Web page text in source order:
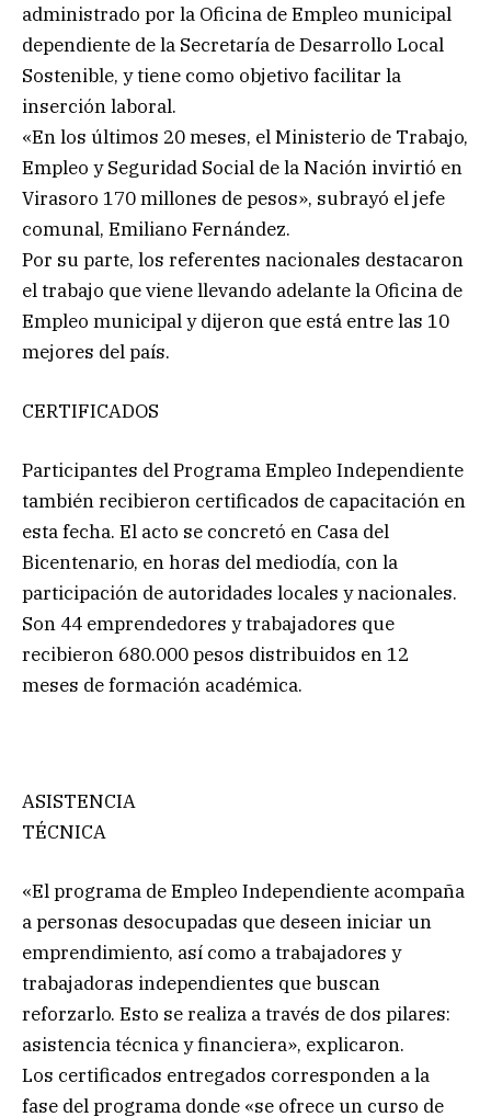
administrado por la Oficina de Empleo municipal
dependiente de la Secretaría de Desarrollo Local
Sostenible, y tiene como objetivo facilitar la
inserción laboral.
«En los últimos 20 meses, el Ministerio de Trabajo,
Empleo y Seguridad Social de la Nación invirtió en
Virasoro 170 millones de pesos», subrayó el jefe
comunal, Emiliano Fernández.
Por su parte, los referentes nacionales destacaron
el trabajo que viene llevando adelante la Oficina de
Empleo municipal y dijeron que está entre las 10
mejores del país.
CERTIFICADOS
Participantes del Programa Empleo Independiente
también recibieron certificados de capacitación en
esta fecha. El acto se concretó en Casa del
Bicentenario, en horas del mediodía, con la
participación de autoridades locales y nacionales.
Son 44 emprendedores y trabajadores que
recibieron 680.000 pesos distribuidos en 12
meses de formación académica.
ASISTENCIA
TÉCNICA
«El programa de Empleo Independiente acompaña
a personas desocupadas que deseen iniciar un
emprendimiento, así como a trabajadores y
trabajadoras independientes que buscan
reforzarlo. Esto se realiza a través de dos pilares:
asistencia técnica y financiera», explicaron.
Los certificados entregados corresponden a la
fase del programa donde «se ofrece un curso de